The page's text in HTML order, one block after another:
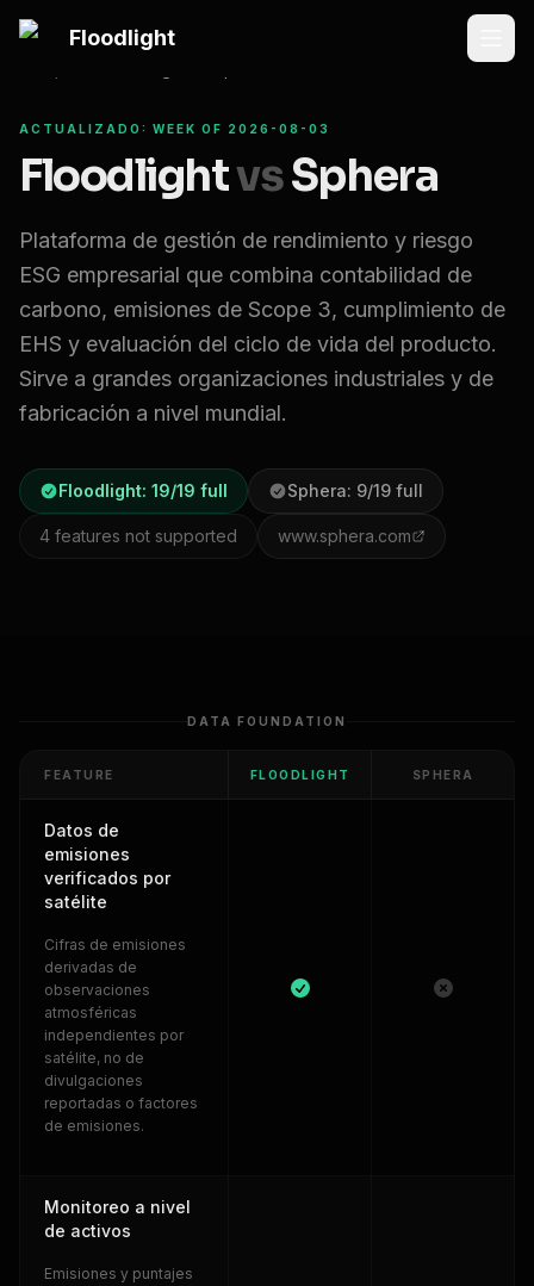
Saltar al contenido principal
Floodlight
ACTUALIZADO: WEEK OF 2026-08-03
FloodlightvsSphera
Plataforma de gestión de rendimiento y riesgo
ESG empresarial que combina contabilidad de
carbono, emisiones de Scope 3, cumplimiento de
EHS y evaluación del ciclo de vida del producto.
Sirve a grandes organizaciones industriales y de
fabricación a nivel mundial.
Floodlight: 19/19 full Sphera: 9/19 full
4 features not supported www.sphera.com
DATA FOUNDATION
FEATURE FLOODLIGHT SPHERA
Datos de
emisiones
verificados por
satélite
Cifras de emisiones
derivadas de
observaciones
atmosféricas
independientes por
satélite, no de
divulgaciones
reportadas o factores
de emisiones.
Monitoreo a nivel
de activos
Emisiones y puntajes